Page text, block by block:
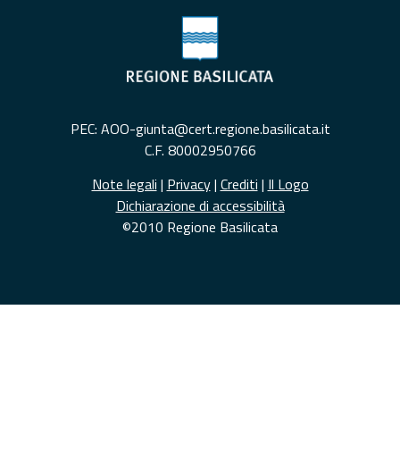
PEC: AOO-giunta@cert.regione.basilicata.it
C.F. 80002950766
Note legali | Privacy| Crediti | Il Logo
Dichiarazione di accessibilità
©2010 Regione Basilicata